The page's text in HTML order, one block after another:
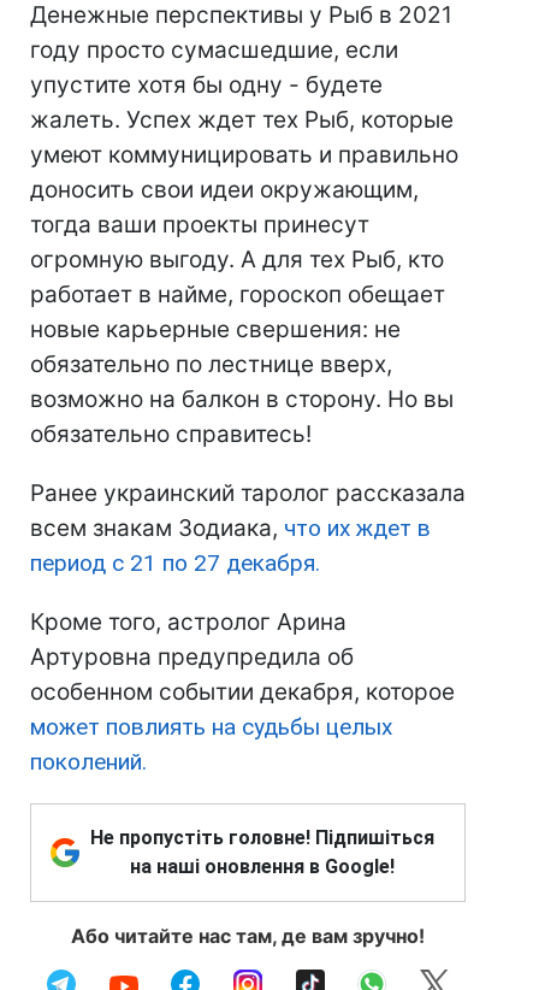
Денежные перспективы у Рыб в 2021
году просто сумасшедшие, если
упустите хотя бы одну - будете
жалеть. Успех ждет тех Рыб, которые
умеют коммуницировать и правильно
доносить свои идеи окружающим,
тогда ваши проекты принесут
огромную выгоду. А для тех Рыб, кто
работает в найме, гороскоп обещает
новые карьерные свершения: не
обязательно по лестнице вверх,
возможно на балкон в сторону. Но вы
обязательно справитесь!
Ранее украинский таролог рассказала
всем знакам Зодиака, что их ждет в
период с 21 по 27 декабря.
Кроме того, астролог Арина
Артуровна предупредила об
особенном событии декабря, которое
может повлиять на судьбы целых
поколений.
Не пропустіть головне! Підпишіться
на наші оновлення в Google!
Або читайте нас там, де вам зручно!